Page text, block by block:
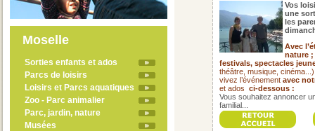
Moselle
Sorties enfants et ados
Parcs de loisirs
Loisirs et Parcs aquatiques
Zoo - Parc animalier
Parc, jardin, nature
Musées
Vos
une
les
Avec
nature ;
festivals, spectacles
théâtre, musique,
vivez l’événement avec
et ados ci-dessous :
Vous souhaitez annoncer
familial...